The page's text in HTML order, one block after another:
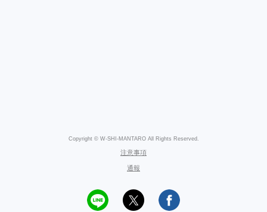
Copyright © W-SHI-MANTARO All Rights Reserved.
注意事項
通報